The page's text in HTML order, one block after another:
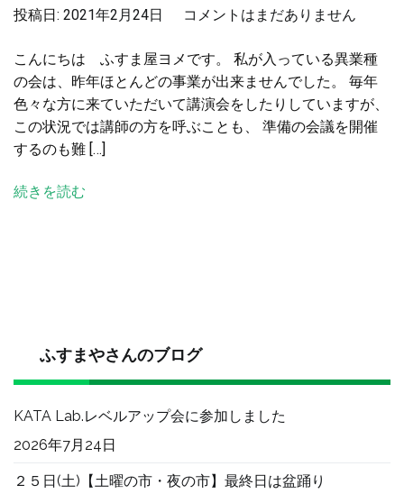
投稿日: 2021年2月24日
ZOOM
会
議
と
ZOOM
へ
コメントはまだありません
こんにちは ふすま屋ヨメです。 私が入っている異業種
の会は、昨年ほとんどの事業が出来ませんでした。 毎年
色々な方に来ていただいて講演会をしたりしていますが、
この状況では講師の方を呼ぶことも、 準備の会議を開催
するのも難 […]
続きを読む
ふすまやさんのブログ
KATA Lab.レベルアップ会に参加しました
2026年7月24日
２５日(土)【土曜の市・夜の市】最終日は盆踊り